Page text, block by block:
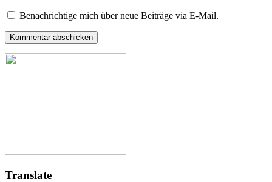
Benachrichtige mich über neue Beiträge via E-Mail.
Translate